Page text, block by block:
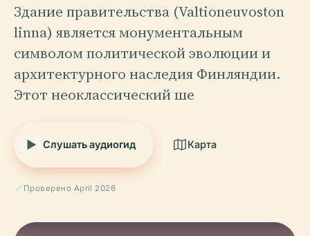
Здание правительства (Valtioneuvoston
linna) является монументальным
символом политической эволюции и
архитектурного наследия Финляндии.
Этот неоклассический ше
Слушать аудиогид Карта
Проверено April 2026